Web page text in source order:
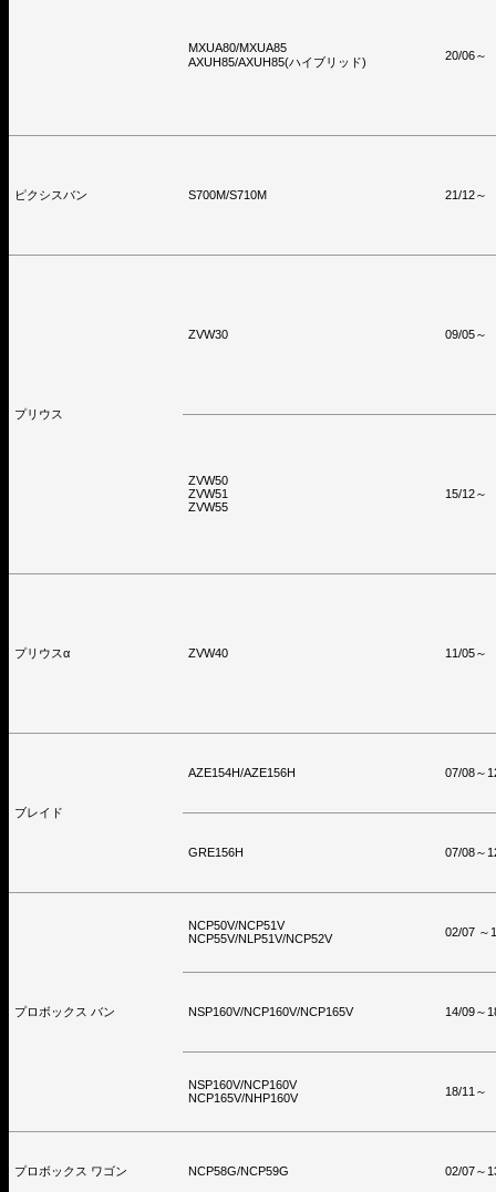
MXUA80/MXUA85
AXUH85/AXUH85(ハイブリッド)
20/06～
ピクシスバン S700M/S710M 21/12～
プリウス
ZVW30 09/05～
ZVW50
ZVW51
ZVW55
15/12～
プリウスα ZVW40 11/05～
ブレイド
AZE154H/AZE156H 07/08～
GRE156H 07/08～
プロボックス バン
NCP50V/NCP51V
NCP55V/NLP51V/NCP52V
02/07 ～
NSP160V/NCP160V/NCP165V 14/09～
NSP160V/NCP160V
NCP165V/NHP160V
18/11～
プロボックス ワゴン NCP58G/NCP59G 02/07～